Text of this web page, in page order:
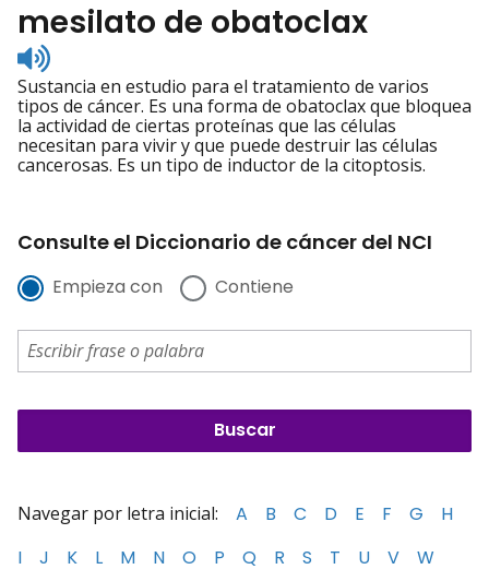
mesilato de obatoclax
Listen
to
pronunciation
Sustancia en estudio para el tratamiento de varios
tipos de cáncer. Es una forma de obatoclax que bloquea
la actividad de ciertas proteínas que las células
necesitan para vivir y que puede destruir las células
cancerosas. Es un tipo de inductor de la citoptosis.
Consulte el Diccionario de cáncer del NCI
Empieza con Contiene
Navegar por letra inicial: A B C D E F G
H
I
J K L M N O P Q R S T U V
W